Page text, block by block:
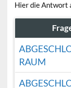
Hier die Antwort
RAUM